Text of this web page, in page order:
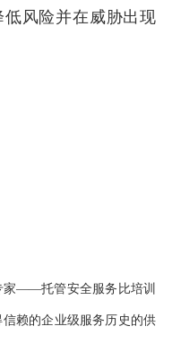
风险并在威胁出现
家——托管安全服务比培训
赖的企业级服务历史的供